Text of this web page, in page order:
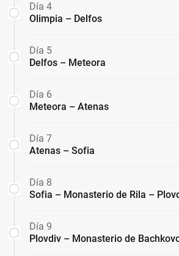
Día 4
Olimpia – Delfos
Día 5
Delfos – Meteora
Día 6
Meteora – Atenas
Día 7
Atenas – Sofia
Día 8
Sofia – Monasterio de Rila –
Día 9
Plovdiv – Monasterio de